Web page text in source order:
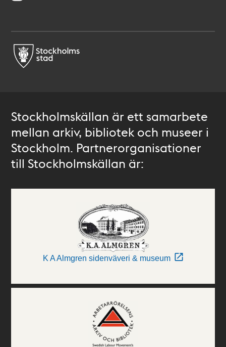
Stockholmskällan är ett samarbete
mellan arkiv, bibliotek och museer i
Stockholm. Partnerorganisationer
till Stockholmskällan är:
K A Almgren sidenväveri & museum